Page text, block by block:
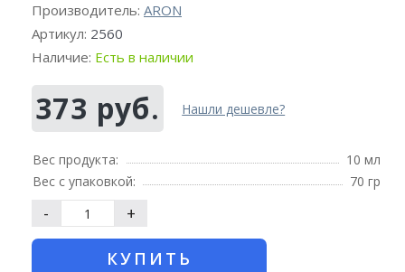
Производитель: ARON
Артикул: 2560
Наличие: Есть в наличии
373 руб. Нашли дешевле?
Вес продукта:
10 мл
Вес с упаковкой:
70 гр
- +
КУПИТЬ